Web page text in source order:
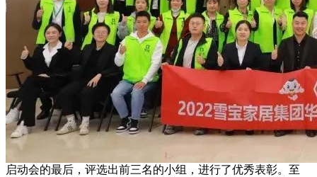
启动会的最后，评选出前三名的小组，进行了优秀表彰。至